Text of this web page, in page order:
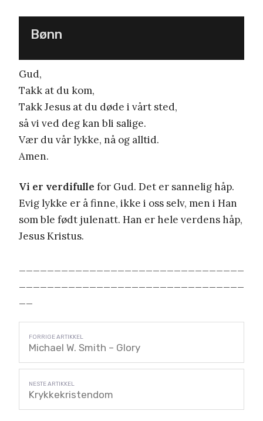
Bønn
Gud,
Takk at du kom,
Takk Jesus at du døde i vårt sted,
så vi ved deg kan bli salige.
Vær du vår lykke, nå og alltid.
Amen.
Vi er verdifulle for Gud. Det er sannelig håp.
Evig lykke er å finne, ikke i oss selv, men i Han
som ble født julenatt. Han er hele verdens håp,
Jesus Kristus.
Michael W. Smith – Glory
Krykkekristendom